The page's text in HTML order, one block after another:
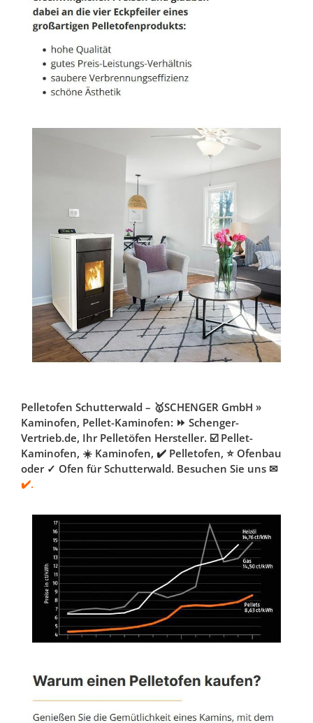
Pelletofen Schutterwald – 🥇SCHENGER GmbH »
Kaminofen, Pellet-Kaminofen: ⏩ Schenger-
Vertrieb.de, Ihr Pelletöfen Hersteller. ☑️ Pellet-
Kaminofen, ☀️ Kaminofen, ✔️ Pelletofen, ⭐ Ofenbau
oder ✓ Ofen für Schutterwald. Besuchen Sie uns ✉
✔️.